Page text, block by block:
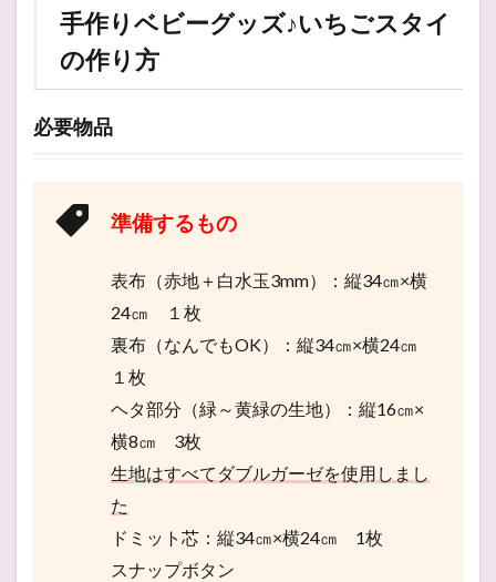
手作りベビーグッズ♪いちごスタイ
の作り方
必要物品
準備するもの
表布（赤地＋白水玉3mm）：縦34㎝×横
24㎝ １枚
裏布（なんでもOK）：縦34㎝×横24㎝
１枚
ヘタ部分（緑～黄緑の生地）：縦16㎝×
横8㎝ 3枚
生地はすべてダブルガーゼを使用しまし
た
ドミット芯：縦34㎝×横24㎝ 1枚
スナップボタン